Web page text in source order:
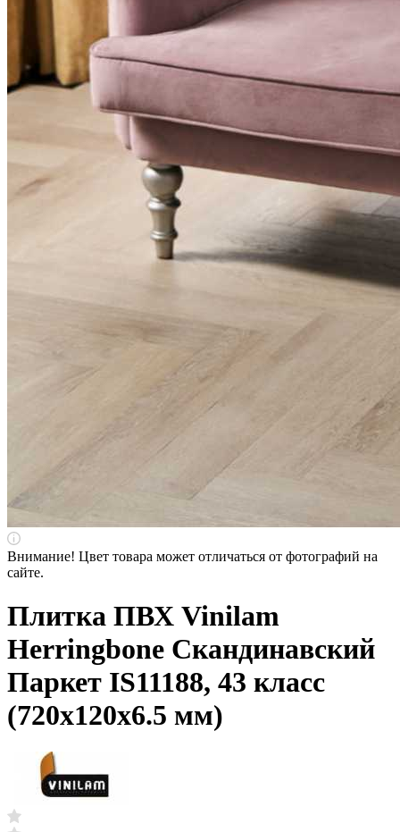
Внимание! Цвет товара может отличаться от фотографий на
сайте.
Плитка ПВХ Vinilam
Herringbone Скандинавский
Паркет IS11188, 43 класс
(720х120х6.5 мм)